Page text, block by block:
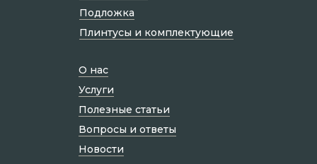
О нас
Услуги
Полезные статьи
Вопросы и ответы
Новости
Подложка
Плинтусы и комплектующие